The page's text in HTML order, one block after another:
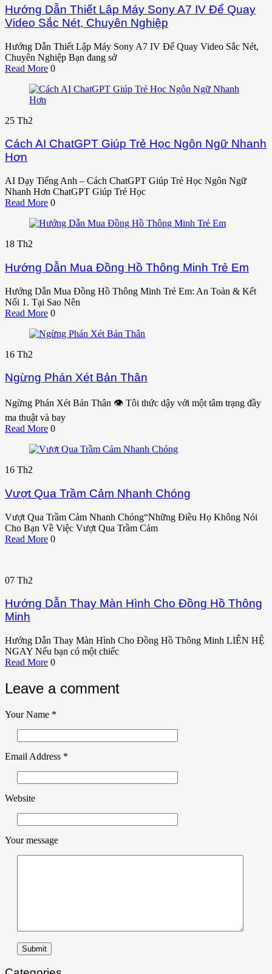
Hướng Dẫn Thiết Lập Máy Sony A7 IV Để Quay
Video Sắc Nét, Chuyên Nghiệp
Hướng Dẫn Thiết Lập Máy Sony A7 IV Để Quay Video Sắc Nét,
Chuyên Nghiệp Bạn đang sở
Read More 0
25 Th2
Cách AI ChatGPT Giúp Trẻ Học Ngôn Ngữ Nhanh
Hơn
AI Dạy Tiếng Anh – Cách ChatGPT Giúp Trẻ Học Ngôn Ngữ
Nhanh Hơn ChatGPT Giúp Trẻ Học
Read More 0
18 Th2
Hướng Dẫn Mua Đồng Hồ Thông Minh Trẻ Em
Hướng Dẫn Mua Đồng Hồ Thông Minh Trẻ Em: An Toàn & Kết
Nối 1. Tại Sao Nên
Read More 0
16 Th2
Ngừng Phán Xét Bản Thân
Ngừng Phán Xét Bản Thân 👁️ Tôi thức dậy với một tâm trạng đầy
ma thuật và bay
Read More 0
16 Th2
Vượt Qua Trầm Cảm Nhanh Chóng
Vượt Qua Trầm Cảm Nhanh Chóng“Những Điều Họ Không Nói
Cho Bạn Về Việc Vượt Qua Trầm Cảm
Read More 0
07 Th2
Hướng Dẫn Thay Màn Hình Cho Đồng Hồ Thông
Minh
Hướng Dẫn Thay Màn Hình Cho Đồng Hồ Thông Minh LIÊN HỆ
NGAY Nếu bạn có một chiếc
Read More 0
Leave a comment
Your Name *
Email Address *
Website
Your message
Submit